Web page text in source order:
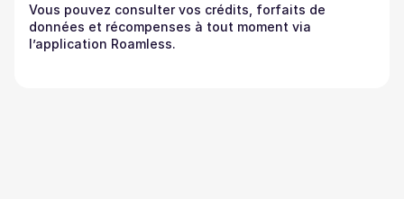
Vous pouvez consulter vos crédits, forfaits de
données et récompenses à tout moment via
l’application Roamless.